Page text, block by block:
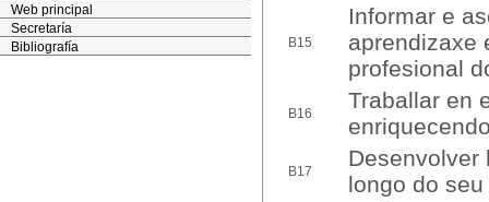
Web principal
Secretaría
Bibliografía
B15
Informar e
aprendizaxe
profesional
B16
Traballar en
B17
Desenvolver
longo do